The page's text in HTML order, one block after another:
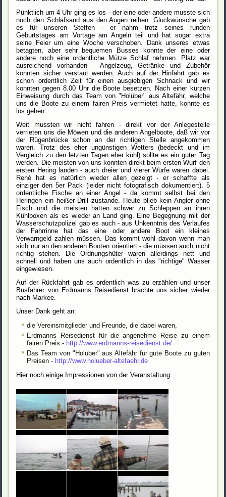
Pünktlich um 4 Uhr ging es los - der eine oder andere musste sich
noch den Schlafsand aus den Augen reiben. Glückwünsche gab
es für unseren Steffen - er nahm trotz seines runden
Geburtstages am Vortage am Angeln teil und hat sogar extra
seine Feier um eine Woche verschoben. Dank unseres etwas
betagten, aber sehr bequemen Busses konnte der eine oder
andere noch eine ordentliche Mütze Schlaf nehmen. Platz war
ausreichend vorhanden - Angelzeug, Getränke und Zubehör
konnten sicher verstaut werden. Auch auf der Hinfahrt gab es
schon ordentlich Zeit für einen ausgiebigen Schnack und wir
konnten gegen 8.00 Uhr die Boote besetzen. Nach einer kurzen
Einweisung durch das Team von "Holüber" aus Altefähr, welche
uns die Boote zu einem fairen Preis vermietet hatte, konnte es
los gehen.
Weit mussten wir nicht fahren - direkt vor der Anlegestelle
verrieten uns die Möwen und die anderen Angelboote, daß wir vor
der Rügenbrücke schon an der richtigen Stelle angekommen
waren. Trotz des eher ungünstigen Wetters (bedeckt und im
Vergleich zu den letzten Tagen eher kühl) sollte es ein guter Tag
werden. Die meisten von uns konnten direkt beim ersten Wurf den
ersten Hering landen - auch dreier und vierer Würfe waren dabei.
René hat es natürlich wieder allen gezeigt - er schaffte als
einziger den 5er Pack (leider nicht fotografisch dokumentiert). 5
ordentliche Fische an einer Angel - da kommt selbst bei den
Heringen ein heißer Drill zustande. Heute blieb kein Angler ohne
Fisch und die meisten hatten schwer zu Schleppen an ihren
Kühlboxen als es wieder an Land ging. Eine Begegnung mit der
Wasserschutzpolizei gab es auch - aus Unkenntnis des Verlaufes
der Fahrrinne hat das eine oder andere Boot ein kleines
Verwarngeld zahlen müssen. Das kommt wohl davon wenn man
sich nur an den anderen Booten orientiert - die müssen auch nicht
richtig stehen. Die Ordnungshüter waren allerdings nett und
schnell und haben uns auch ordentlich in das "richtige" Wasser
eingewiesen.
Auf der Rückfahrt gab es ordentlich was zu erzählen und unser
Busfahrer von Erdmanns Reisedienst brachte uns sicher wieder
nach Markee.
Unser Dank geht an:
die Vereinsmitglieder und Freunde, die dabei waren,
Erdmanns Reisedienst für die angenehme Reise zu einem
fairen Preis - http://www.erdmanns-reisedienst.de/
Das Team von "Holüber" aus Altefähr für gute Boote zu guten
Preisen - http://www.holueber-altefaehr.de
Hier noch einige Impressionen von der Veranstaltung: